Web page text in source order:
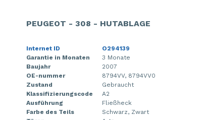
PEUGEOT - 308 - HUTABLAGE
Internet ID
O294139
Garantie in Monaten
3 Monate
Baujahr
2007
OE-nummer
8794VV, 8794VV0
Zustand
Gebraucht
Klassifizierungscode
A2
Ausführung
Fließheck
Farbe des Teils
Schwarz, Zwart